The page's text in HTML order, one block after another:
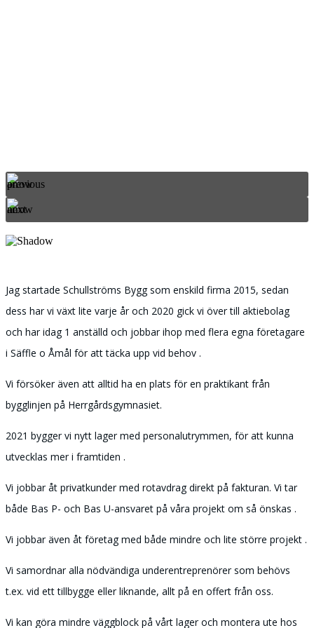
Jag startade Schullströms Bygg som enskild firma 2015, sedan
dess har vi växt lite varje år och 2020 gick vi över till aktiebolag
och har idag 1 anställd och jobbar ihop med flera egna företagare
i Säffle o Åmål för att täcka upp vid behov .
Vi försöker även att alltid ha en plats för en praktikant från
bygglinjen på Herrgårdsgymnasiet.
2021 bygger vi nytt lager med personalutrymmen, för att kunna
utvecklas mer i framtiden .
Vi jobbar åt privatkunder med rotavdrag direkt på fakturan. Vi tar
både Bas P- och Bas U-ansvaret på våra projekt om så önskas .
Vi jobbar även åt företag med både mindre och lite större projekt .
Vi samordnar alla nödvändiga underentreprenörer som behövs
t.ex. vid ett tillbygge eller liknande, allt på en offert från oss.
Vi kan göra mindre väggblock på vårt lager och montera ute hos